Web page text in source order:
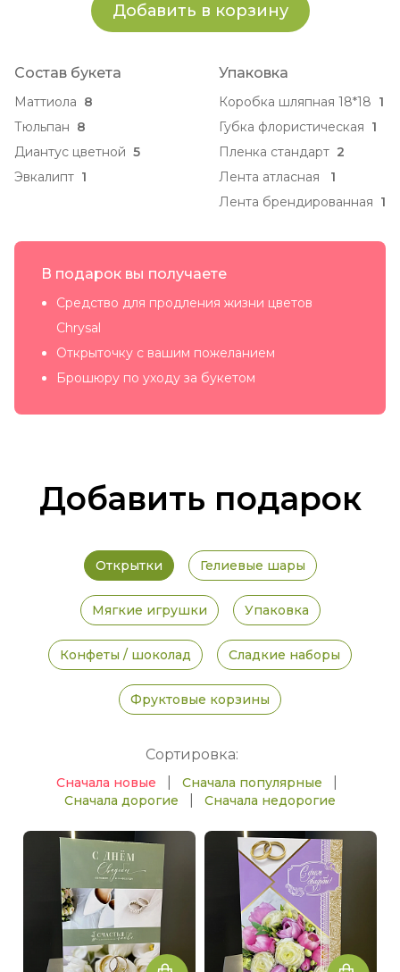
Добавить в корзину
Состав букета
Маттиола 8
Тюльпан 8
Диантус цветной 5
Эвкалипт 1
Упаковка
Коробка шляпная 18*18 1
Губка флористическая 1
Пленка стандарт 2
Лента атласная
1
Лента брендированная 1
В подарок вы получаете
Средство для продления жизни цветов
Chrysal
Открыточку с вашим пожеланием
Брошюру по уходу за букетом
Добавить подарок
Открытки Гелиевые шары
Мягкие игрушки Упаковка
Конфеты / шоколад Сладкие наборы
Фруктовые корзины
Сортировка:
Сначала новые Сначала популярные
Сначала дорогие Сначала недорогие